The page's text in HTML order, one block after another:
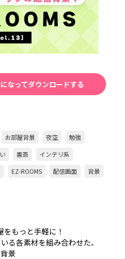
なってダウンロードする
お部屋背景 夜空
勉強
書斎
インテリ系
EZ-ROOMS 配信画面
背景
もっと手軽に！
る各素材を組み合わせた、
景